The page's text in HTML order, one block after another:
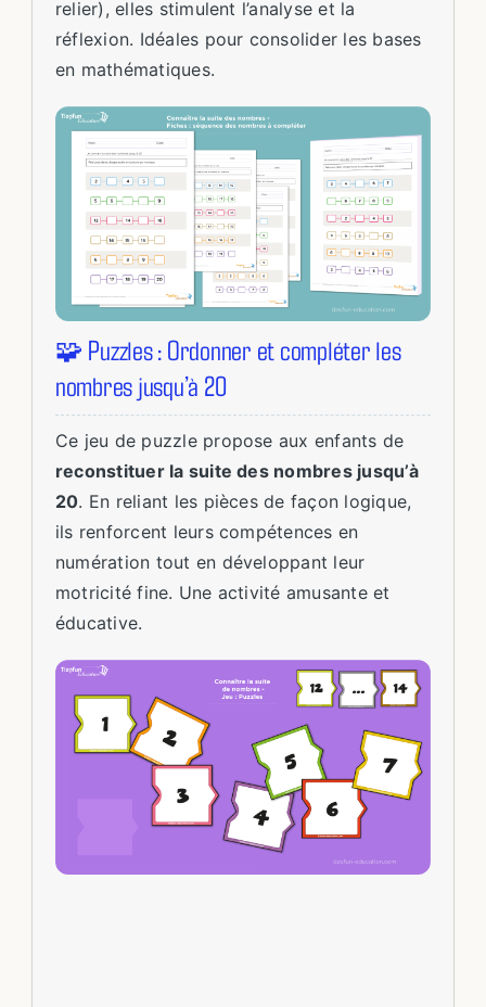
relier), elles stimulent l’analyse et la
réflexion. Idéales pour consolider les bases
en mathématiques.
🧩 Puzzles : Ordonner et compléter les
nombres jusqu’à 20
Ce jeu de puzzle propose aux enfants de
reconstituer la suite des nombres jusqu’à
20. En reliant les pièces de façon logique,
ils renforcent leurs compétences en
numération tout en développant leur
motricité fine. Une activité amusante et
éducative.